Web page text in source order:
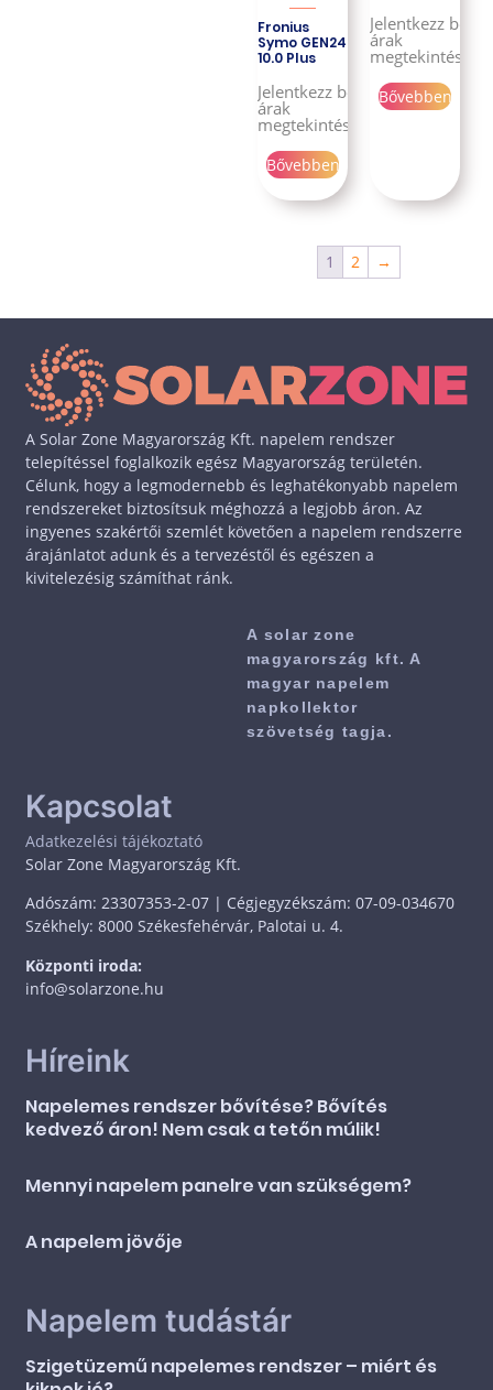
Fronius
Symo GEN24
10.0 Plus
Jelentkezz be az
árak
megtekintéséhez!
Bővebben
Jelentkezz be az
árak
Bővebben
1 2 →
A Solar Zone Magyarország Kft. napelem rendszer
telepítéssel foglalkozik egész Magyarország területén.
Célunk, hogy a legmodernebb és leghatékonyabb napelem
rendszereket biztosítsuk méghozzá a legjobb áron. Az
ingyenes szakértői szemlét követően a napelem rendszerre
árajánlatot adunk és a tervezéstől és egészen a
kivitelezésig számíthat ránk.
A solar zone
magyarország kft. A
magyar napelem
napkollektor
szövetség tagja.
Kapcsolat
Adatkezelési tájékoztató
Solar Zone Magyarország Kft.
Adószám: 23307353-2-07 | Cégjegyzékszám: 07-09-034670
Székhely: 8000 Székesfehérvár, Palotai u. 4.
Központi iroda:
info@solarzone.hu
Híreink
Napelemes rendszer bővítése? Bővítés
kedvező áron! Nem csak a tetőn múlik!
Mennyi napelem panelre van szükségem?
A napelem jövője
Napelem tudástár
Szigetüzemű napelemes rendszer – miért és